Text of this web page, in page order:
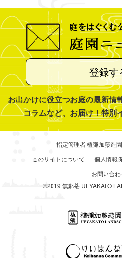
登録す
お出かけに役立つお庭の最新情
コラムなど、お届け！特別
指定管理者 植彌加藤造園
このサイトについて
個人情報
お問い合わ
©2019 無鄰菴 UEYAKATO